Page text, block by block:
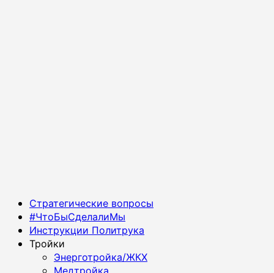
Основное
меню
Стратегические вопросы
#ЧтоБыСделалиМы
Инструкции Политрука
Тройки
Энерготройка/ЖКХ
Медтройка